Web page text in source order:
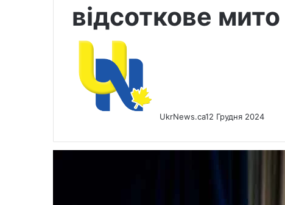
відсоткове
UkrNews.ca12 Грудня 2024